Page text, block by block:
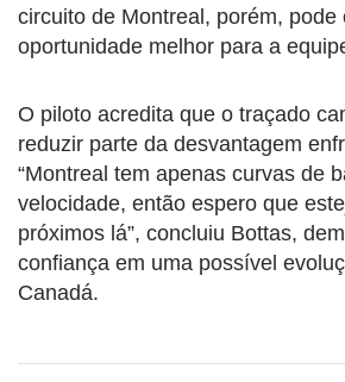
circuito de Montreal, porém, pode
oportunidade melhor para a
O piloto acredita que o traçado
reduzir parte da desvantagem
“Montreal tem apenas curvas de
velocidade, então espero que
próximos lá”, concluiu Bottas,
confiança em uma possível
Canadá.